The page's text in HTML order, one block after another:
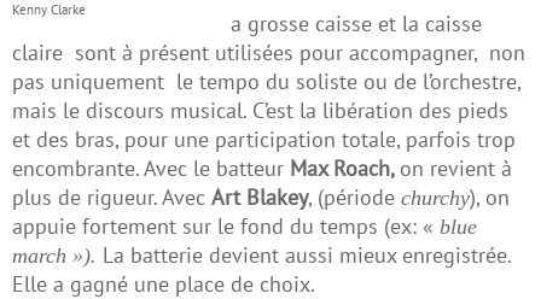
Kenny Clarke
a grosse caisse et la caisse
claire sont à présent utilisées pour accompagner, non
pas uniquement le tempo du soliste ou de l’orchestre,
mais le discours musical. C’est la libération des pieds
et des bras, pour une participation totale, parfois trop
encombrante. Avec le batteur Max Roach, on revient à
plus de rigueur. Avec Art Blakey, (période churchy), on
appuie fortement sur le fond du temps (ex: « blue
march »). La batterie devient aussi mieux enregistrée.
Elle a gagné une place de choix.